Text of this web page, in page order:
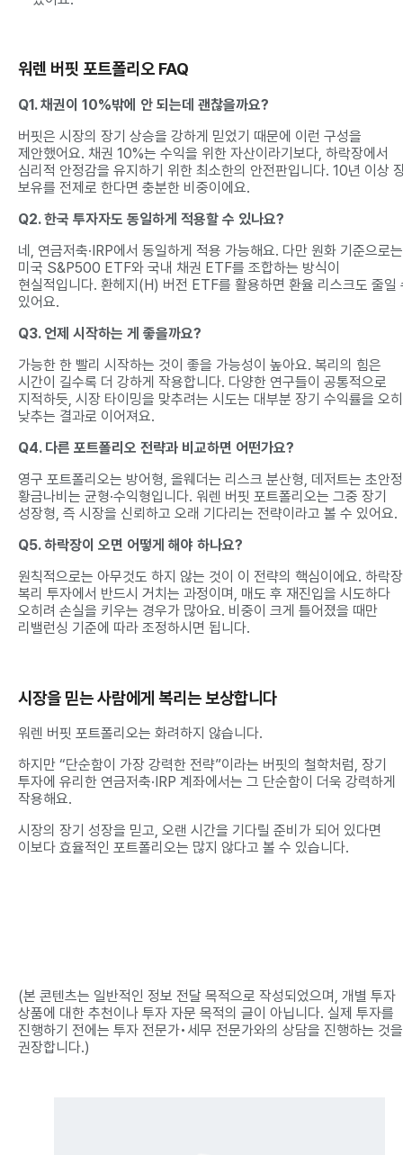
워렌 버핏 포트폴리오 FAQ
Q1. 채권이 10%밖에 안 되는데 괜찮을까요?
버핏은 시장의 장기 상승을 강하게 믿었기 때문에 이런 구성을
제안했어요. 채권 10%는 수익을 위한 자산이라기보다, 하락장에서
심리적 안정감을 유지하기 위한 최소한의 안전판입니다. 10년 이상
보유를 전제로 한다면 충분한 비중이에요.
Q2. 한국 투자자도 동일하게 적용할 수 있나요?
네, 연금저축·IRP에서 동일하게 적용 가능해요. 다만 원화 기준으로는
미국 S&P500 ETF와 국내 채권 ETF를 조합하는 방식이
현실적입니다. 환헤지(H) 버전 ETF를 활용하면 환율 리스크도 줄일
있어요.
Q3. 언제 시작하는 게 좋을까요?
가능한 한 빨리 시작하는 것이 좋을 가능성이 높아요. 복리의 힘은
시간이 길수록 더 강하게 작용합니다. 다양한 연구들이 공통적으로
지적하듯, 시장 타이밍을 맞추려는 시도는 대부분 장기 수익률을 오
낮추는 결과로 이어져요.
Q4. 다른 포트폴리오 전략과 비교하면 어떤가요?
영구 포트폴리오는 방어형, 올웨더는 리스크 분산형, 데저트는 초안
황금나비는 균형·수익형입니다. 워렌 버핏 포트폴리오는 그중 장기
성장형, 즉 시장을 신뢰하고 오래 기다리는 전략이라고 볼 수 있어요.
Q5. 하락장이 오면 어떻게 해야 하나요?
원칙적으로는 아무것도 하지 않는 것이 이 전략의 핵심이에요. 하락
복리 투자에서 반드시 거치는 과정이며, 매도 후 재진입을 시도하다
오히려 손실을 키우는 경우가 많아요. 비중이 크게 틀어졌을 때만
리밸런싱 기준에 따라 조정하시면 됩니다.
시장을 믿는 사람에게 복리는 보상합니다
워렌 버핏 포트폴리오는 화려하지 않습니다.
하지만 “단순함이 가장 강력한 전략”이라는 버핏의 철학처럼, 장기
투자에 유리한 연금저축·IRP 계좌에서는 그 단순함이 더욱 강력하게
작용해요.
시장의 장기 성장을 믿고, 오랜 시간을 기다릴 준비가 되어 있다면
이보다 효율적인 포트폴리오는 많지 않다고 볼 수 있습니다.
(본 콘텐츠는 일반적인 정보 전달 목적으로 작성되었으며, 개별 투자
상품에 대한 추천이나 투자 자문 목적의 글이 아닙니다. 실제 투자를
진행하기 전에는 투자 전문가•세무 전문가와의 상담을 진행하는 것을
권장합니다.)